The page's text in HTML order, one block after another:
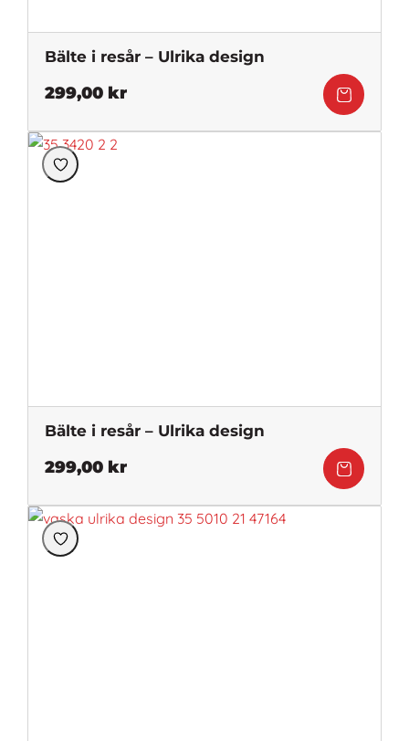
Bälte i resår – Ulrika design
299,00 kr
Bälte i resår – Ulrika design
299,00 kr